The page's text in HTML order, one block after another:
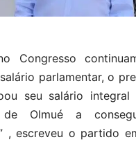
Congresso
parlamentar, o
seu salário integral
de Olmué a
, escreveu o partido